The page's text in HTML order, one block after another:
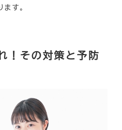
す。
！その対策と予防